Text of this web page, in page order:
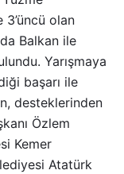
olan
Balkan ile
Yarışmaya
başarı ile
desteklerinden
Özlem
Kemer
Atatürk